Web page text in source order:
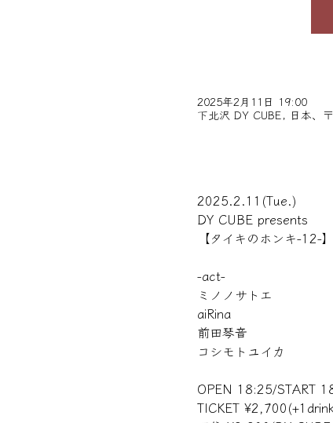
2025年2月11日 19:00
下北沢 DY CUBE, 日本、
2025.2.11(Tue.)
DY CUBE presents
【タイキのホンキ-12-】
-act-
ミノノサトエ
aiRina
前田琴音
コシモトユイカ
OPEN 18:25/START
TICKET